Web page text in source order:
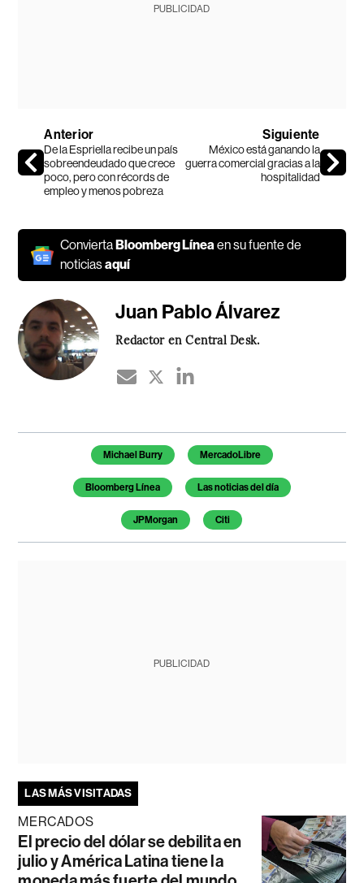
PUBLICIDAD
Anterior
De la Espriella recibe un país
sobreendeudado que crece
poco, pero con récords de
empleo y menos pobreza
Siguiente
México está ganando la
guerra comercial gracias a la
hospitalidad
Convierta Bloomberg Líneaen su fuente de
noticiasaquí
Juan Pablo Álvarez
Redactor en Central Desk.
Temas de este artículo
Michael Burry MercadoLibre
Bloomberg Línea Las noticias del día
JPMorgan Citi
PUBLICIDAD
LAS MÁS VISITADAS
MERCADOS
El precio del dólar se debilita en
julio y América Latina tiene la